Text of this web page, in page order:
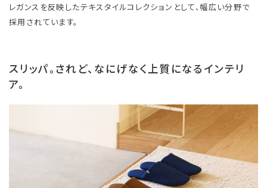
レガンスを反映したテキスタイルコレクションとして、幅広い分野で
採用されています。
スリッパ。されど、なにげなく上質になるインテリ
ア。